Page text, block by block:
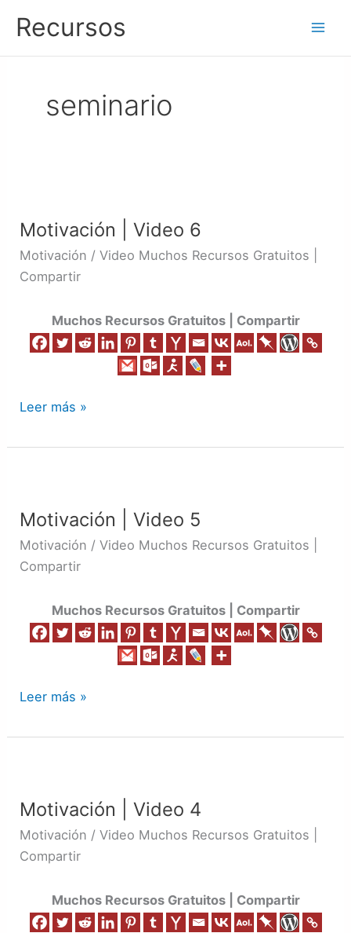
contenido
Recursos
seminario
Motivación | Video 6
Motivación / Video Muchos Recursos Gratuitos |
Compartir
Muchos Recursos Gratuitos | Compartir
Video
6
Leer más »
Motivación | Video 5
Motivación / Video Muchos Recursos Gratuitos |
Compartir
Muchos Recursos Gratuitos | Compartir
Video
5
Leer más »
Motivación | Video 4
Motivación / Video Muchos Recursos Gratuitos |
Compartir
Muchos Recursos Gratuitos | Compartir
Video
4